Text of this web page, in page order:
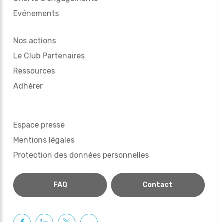
Evénements
Nos actions
Le Club Partenaires
Ressources
Adhérer
Espace presse
Mentions légales
Protection des données personnelles
FAQ Contact